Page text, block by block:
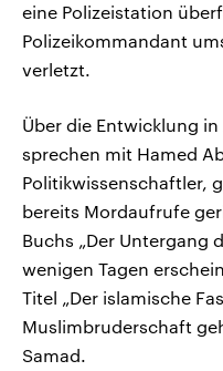
eine Polizeistation
Polizeikommandant
verletzt.
Über die Entwicklung
sprechen mit Hamed
Politikwissenschaftler,
bereits Mordaufrufe
Buchs „Der Untergang
wenigen Tagen
Titel „Der islamische
Muslimbruderschaft
Samad.